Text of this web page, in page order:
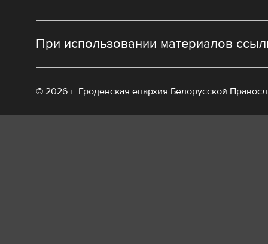
При использовании материалов
© 2026 г. Гроденская епархия Белорусской